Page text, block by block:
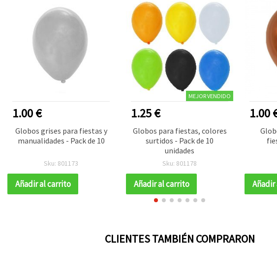
1.00 €
Globos grises para fiestas y
manualidades - Pack de 10
Sku: 801173
Añadir al carrito
MEJOR VENDIDO
1.25 €
Globos para fiestas, colores
surtidos - Pack de 10
unidades
Sku: 801178
Añadir al carrito
1.00
CLIENTES TAMBIÉN COMPRARON